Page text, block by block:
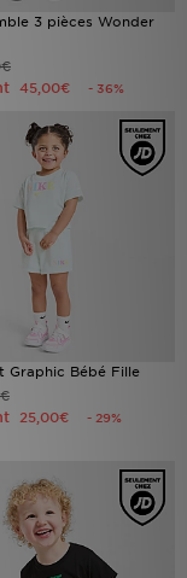
3 pièces Wonder
45,00€ - 36%
Graphic Bébé Fille
25,00€ - 29%